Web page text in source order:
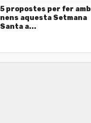
5 propostes per fer amb
nens aquesta Setmana
Santa a...